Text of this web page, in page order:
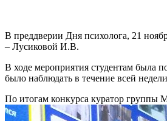
В преддверии Дня психолога, 21
– Лусиковой И.В.
В ходе мероприятия студентам была
было наблюдать в течение всей
По итогам конкурса куратор группы